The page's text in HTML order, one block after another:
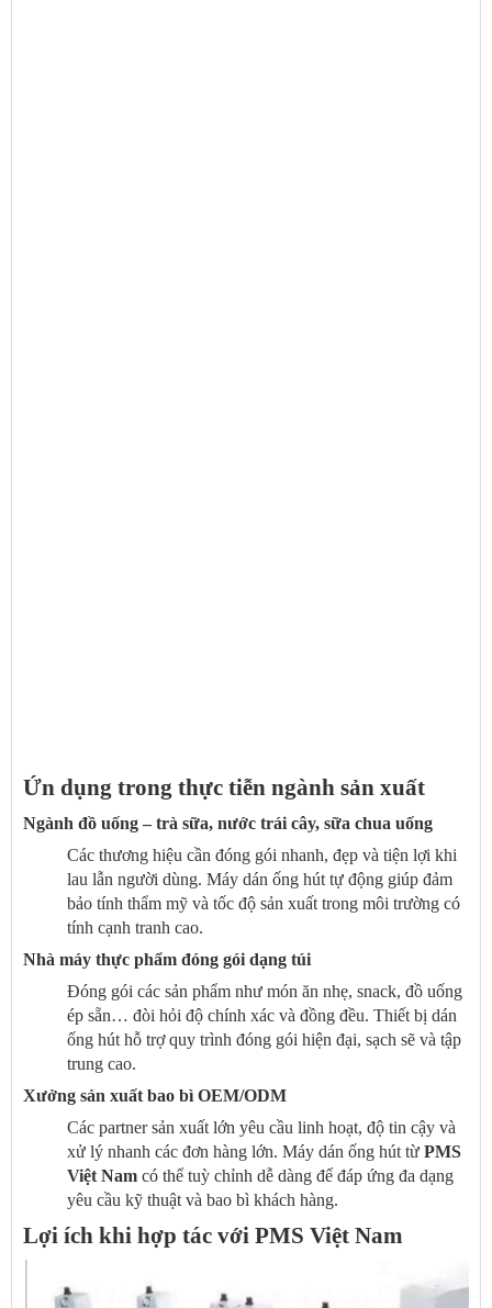
Ứn dụng trong thực tiễn ngành sản xuất
Ngành đồ uống – trà sữa, nước trái cây, sữa chua uống
Các thương hiệu cần đóng gói nhanh, đẹp và tiện lợi khi
lau lẫn người dùng. Máy dán ống hút tự động giúp đảm
bảo tính thẩm mỹ và tốc độ sản xuất trong môi trường có
tính cạnh tranh cao.
Nhà máy thực phẩm đóng gói dạng túi
Đóng gói các sản phẩm như món ăn nhẹ, snack, đồ uống
ép sẵn… đòi hỏi độ chính xác và đồng đều. Thiết bị dán
ống hút hỗ trợ quy trình đóng gói hiện đại, sạch sẽ và tập
trung cao.
Xưởng sản xuất bao bì OEM/ODM
Các partner sản xuất lớn yêu cầu linh hoạt, độ tin cậy và
xử lý nhanh các đơn hàng lớn. Máy dán ống hút từ PMS
Việt Nam có thể tuỳ chỉnh dễ dàng để đáp ứng đa dạng
yêu cầu kỹ thuật và bao bì khách hàng.
Lợi ích khi hợp tác với PMS Việt Nam